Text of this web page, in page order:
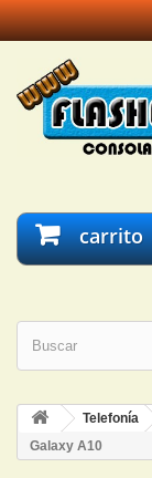
carrito
Telefonía
Galaxy A10